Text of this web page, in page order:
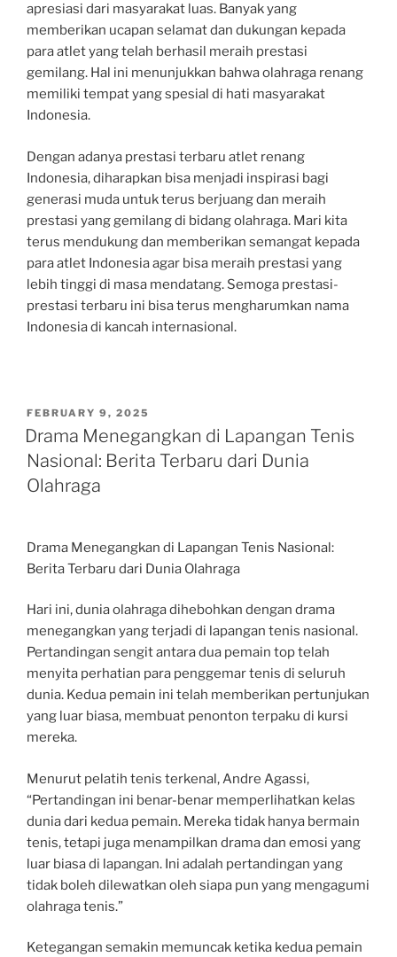
apresiasi dari masyarakat luas. Banyak yang
memberikan ucapan selamat dan dukungan kepada
para atlet yang telah berhasil meraih prestasi
gemilang. Hal ini menunjukkan bahwa olahraga renang
memiliki tempat yang spesial di hati masyarakat
Indonesia.
Dengan adanya prestasi terbaru atlet renang
Indonesia, diharapkan bisa menjadi inspirasi bagi
generasi muda untuk terus berjuang dan meraih
prestasi yang gemilang di bidang olahraga. Mari kita
terus mendukung dan memberikan semangat kepada
para atlet Indonesia agar bisa meraih prestasi yang
lebih tinggi di masa mendatang. Semoga prestasi-
prestasi terbaru ini bisa terus mengharumkan nama
Indonesia di kancah internasional.
POSTED
ON
FEBRUARY 9, 2025
Drama Menegangkan di Lapangan Tenis
Nasional: Berita Terbaru dari Dunia
Olahraga
Drama Menegangkan di Lapangan Tenis Nasional:
Berita Terbaru dari Dunia Olahraga
Hari ini, dunia olahraga dihebohkan dengan drama
menegangkan yang terjadi di lapangan tenis nasional.
Pertandingan sengit antara dua pemain top telah
menyita perhatian para penggemar tenis di seluruh
dunia. Kedua pemain ini telah memberikan pertunjukan
yang luar biasa, membuat penonton terpaku di kursi
mereka.
Menurut pelatih tenis terkenal, Andre Agassi,
“Pertandingan ini benar-benar memperlihatkan kelas
dunia dari kedua pemain. Mereka tidak hanya bermain
tenis, tetapi juga menampilkan drama dan emosi yang
luar biasa di lapangan. Ini adalah pertandingan yang
tidak boleh dilewatkan oleh siapa pun yang mengagumi
olahraga tenis.”
Ketegangan semakin memuncak ketika kedua pemain